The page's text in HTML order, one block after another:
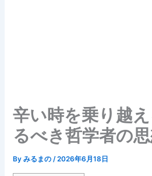
辛い時を乗り越
るべき哲学者の
Byみるまの/2026年6月18日